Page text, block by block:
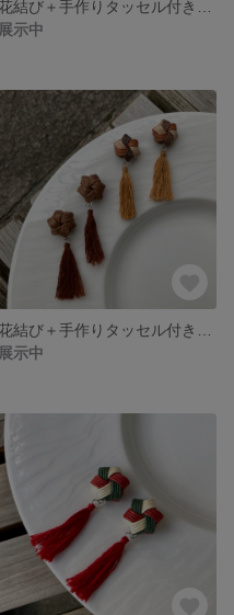
展示中
展示中